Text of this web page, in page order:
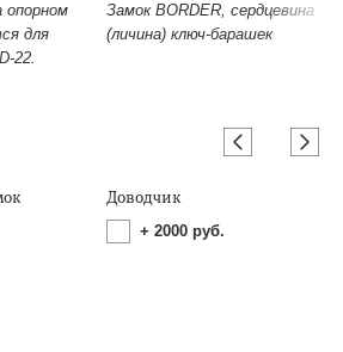
опорном
для
22.
Замок BORDER, сердцевина
(личина) ключ-барашек
Доводчик
+ 2000 руб.